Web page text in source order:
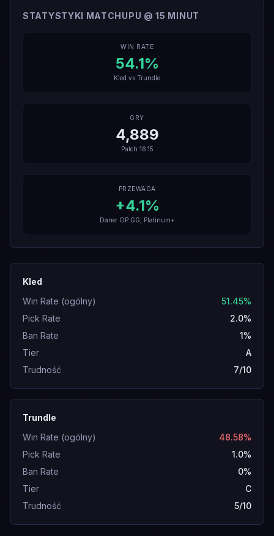
STATYSTYKI MATCHUPU @ 15 MINUT
WIN RATE
54.1%
Kled vs Trundle
GRY
4,889
Patch 16.15
PRZEWAGA
+4.1%
Dane: OP.GG, Platinum+
Kled
Win Rate (ogólny)
51.45%
Pick Rate
2.0%
Ban Rate
1%
Tier
A
Trudność
7/10
Trundle
Win Rate (ogólny)
48.58%
Pick Rate
1.0%
Ban Rate
0%
Tier
C
Trudność
5/10